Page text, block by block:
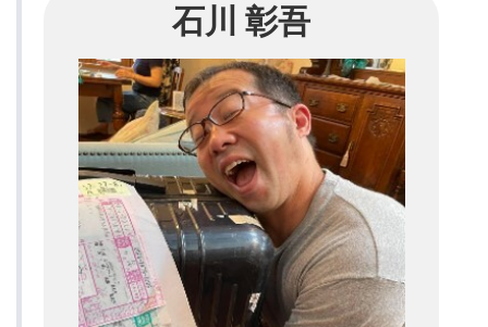
石川 彰吾